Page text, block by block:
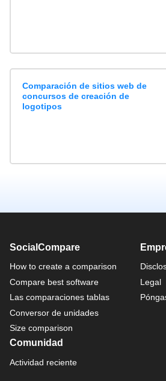
Comparación de sitios web de
concursos de creación de
logotipos
SocialCompare
How to create a comparison
Compare best software
Las comparaciones tablas
Conversor de unidades
Size comparison
Legal
Comunidad
Actividad reciente